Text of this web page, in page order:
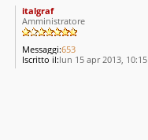
italgraf
Amministratore
Messaggi:653
Iscritto il:lun 15 apr 2013, 10:15